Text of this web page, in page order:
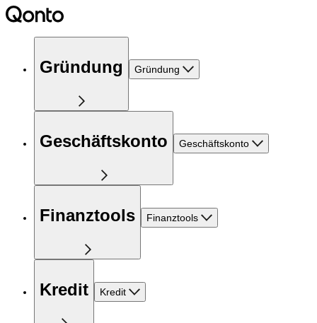
Gründung Gründung
Geschäftskonto Geschäftskonto
Finanztools Finanztools
Kredit Kredit